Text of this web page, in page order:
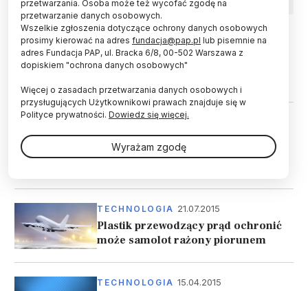
TECHNOLOGIA 31.01.2024
Bezpieczniej w górach podczas
TECHNOLOGIA 22.06.2023
W stronę biodegradowalnych
kompozytów dla motoryzacji i
TECHNOLOGIA 21.07.2015
Plastik przewodzący prąd ochronić
może samolot rażony piorunem
TECHNOLOGIA 15.04.2015
przetwarzania. Osoba może też wycofać zgodę na
przetwarzanie danych osobowych.
Wszelkie zgłoszenia dotyczące ochrony danych osobowych
prosimy kierować na adres fundacja@pap.pl lub pisemnie na
adres Fundacja PAP, ul. Bracka 6/8, 00-502 Warszawa z
dopiskiem "ochrona danych osobowych"
Więcej o zasadach przetwarzania danych osobowych i
przysługujących Użytkownikowi prawach znajduje się w
Polityce prywatności. Dowiedz się więcej.
Wyrażam zgodę